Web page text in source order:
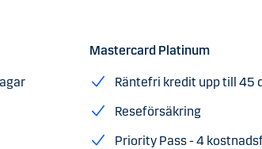
Mastercard Platinum
Räntefri kredit upp till 45
Reseförsäkring
Priority Pass - 4